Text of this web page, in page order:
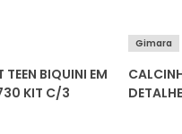
BIQUINI EM
KIT C/3
Gimara